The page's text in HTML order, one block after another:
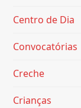
Centro de Dia
Convocatórias
Creche
Crianças